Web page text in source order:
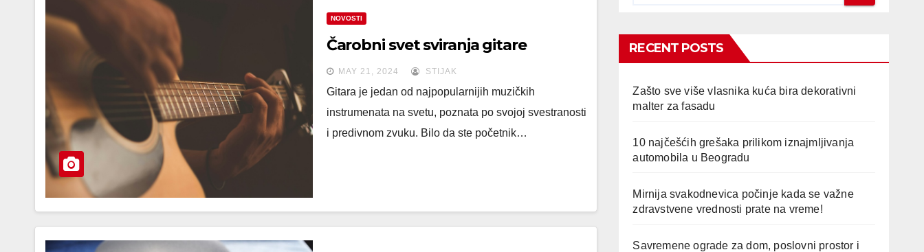
NOVOSTI
Čarobni svet sviranja gitare
MAY 21, 2024 STIJAK
Gitara je jedan od najpopularnijih muzičkih
instrumenata na svetu, poznata po svojoj svestranosti
i predivnom zvuku. Bilo da ste početnik…
RECENT POSTS
Zašto sve više vlasnika kuća bira dekorativni
malter za fasadu
10 najčešćih grešaka prilikom iznajmljivanja
automobila u Beogradu
Mirnija svakodnevica počinje kada se važne
zdravstvene vrednosti prate na vreme!
Savremene ograde za dom, poslovni prostor i